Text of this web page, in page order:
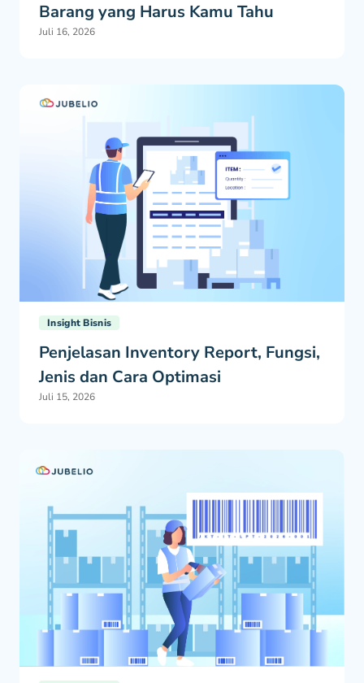
Barang yang Harus Kamu Tahu
Juli 16, 2026
Insight Bisnis
Penjelasan Inventory Report, Fungsi,
Jenis dan Cara Optimasi
Juli 15, 2026